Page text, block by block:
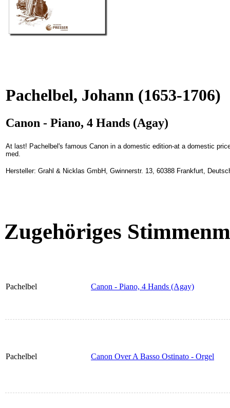
Pachelbel, Johann (1653-1706)
Canon - Piano, 4 Hands (Agay)
At last! Pachelbel's famous Canon in a domestic edition-at a domestic
med.
Hersteller: Grahl & Nicklas GmbH, Gwinnerstr. 13, 60388 Frankfurt,
Zugehöriges
Pachelbel Canon - Piano, 4 Hands (Agay)
Pachelbel Canon Over A Basso Ostinato - Orgel